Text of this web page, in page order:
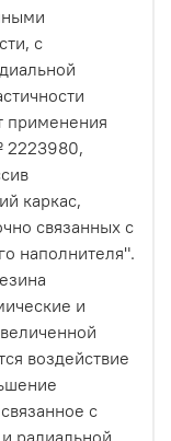
с
применения
2223980,
каркас,
связанных с
наполнителя".
и
воздействие
с
радиальной